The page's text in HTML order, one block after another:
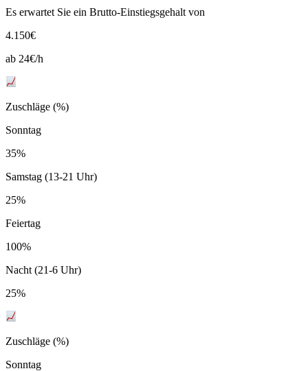
Es erwartet Sie ein Brutto-Einstiegsgehalt von
4.150€
ab 24€/h
Zuschläge (%)
Sonntag
35%
Samstag (13-21 Uhr)
25%
Feiertag
100%
Nacht (21-6 Uhr)
25%
Zuschläge (%)
Sonntag